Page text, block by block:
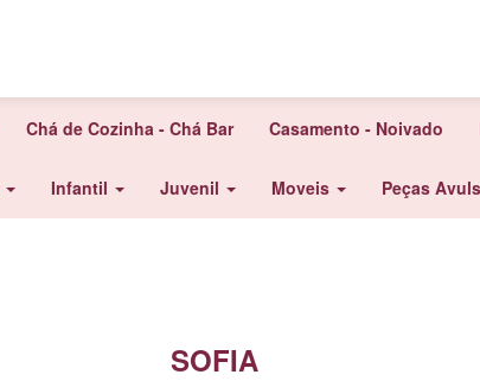
Chá de Cozinha - Chá Bar Casamento - Noivado
Infantil Juvenil Moveis Peças
SOFIA